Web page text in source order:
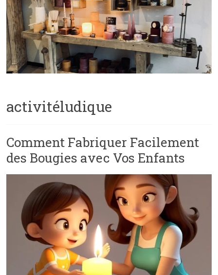
activitéludique
Comment Fabriquer Facilement
des Bougies avec Vos Enfants